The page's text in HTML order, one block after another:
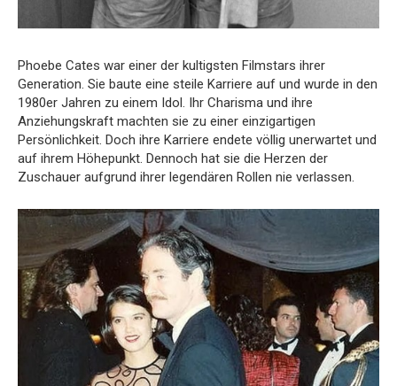
Phoebe Cates war einer der kultigsten Filmstars ihrer
Generation. Sie baute eine steile Karriere auf und wurde in den
1980er Jahren zu einem Idol. Ihr Charisma und ihre
Anziehungskraft machten sie zu einer einzigartigen
Persönlichkeit. Doch ihre Karriere endete völlig unerwartet und
auf ihrem Höhepunkt. Dennoch hat sie die Herzen der
Zuschauer aufgrund ihrer legendären Rollen nie verlassen.